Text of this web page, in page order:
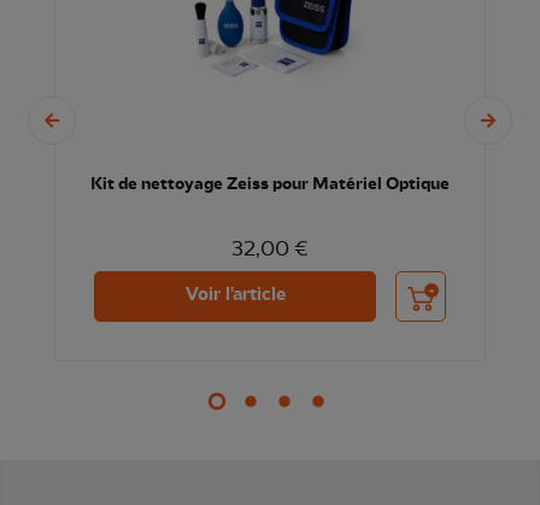
Kit de nettoyage Zeiss pour Matériel Optique
32,00 €
Voir l'article Ajouter au panier